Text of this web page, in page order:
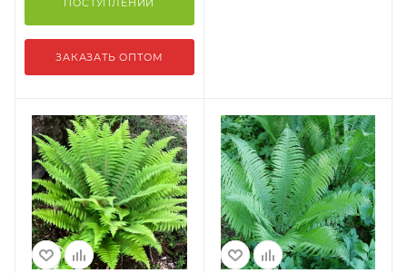
ЗАКАЗАТЬ ОПТОМ